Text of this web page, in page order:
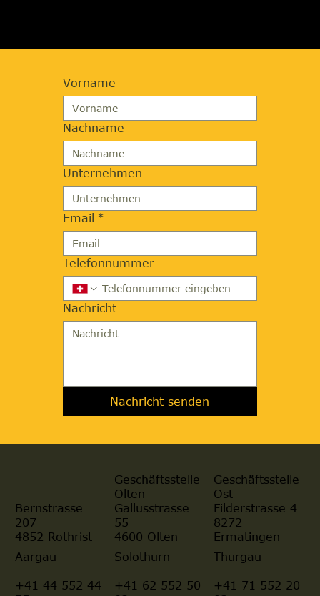
Vorname
Nachname
Unternehmen
Email *
Telefonnummer
Nachricht
Nachricht senden
Bernstrasse
207
4852 Rothrist
Geschäftsstelle
Olten
Gallusstrasse
55
4600 Olten
Geschäftsstelle
Ost
Filderstrasse 4
8272
Ermatingen
Aargau
+41 44 552 44
Solothurn
+41 62 552 50
Thurgau
+41 71 552 20